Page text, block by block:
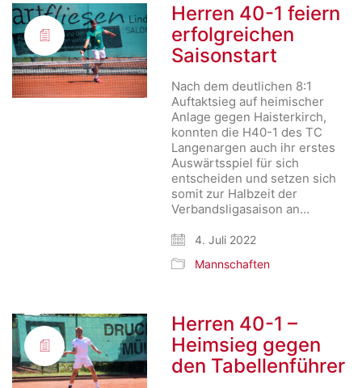
Herren 40-1 feiern
erfolgreichen
Saisonstart
Nach dem deutlichen 8:1
Auftaktsieg auf heimischer
Anlage gegen Haisterkirch,
konnten die H40-1 des TC
Langenargen auch ihr erstes
Auswärtsspiel für sich
entscheiden und setzen sich
somit zur Halbzeit der
Verbandsligasaison an…
4. Juli 2022
Mannschaften
Herren 40-1 –
Heimsieg gegen
den Tabellenführer